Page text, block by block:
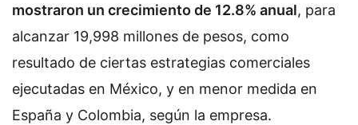
mostraron un crecimiento de 12.8% anual, para
alcanzar 19,998 millones de pesos, como
resultado de ciertas estrategias comerciales
ejecutadas en México, y en menor medida en
España y Colombia, según la empresa.